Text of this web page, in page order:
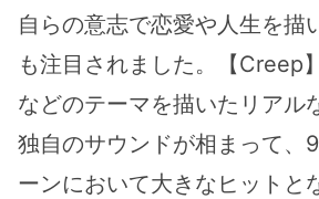
自らの意志で恋愛や人生を描
も注目されました。【Creep
などのテーマを描いたリアル
独自のサウンドが相まって、
ーンにおいて大きなヒットと